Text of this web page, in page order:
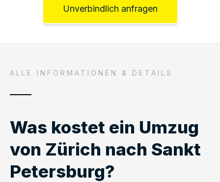
Unverbindlich anfragen
ALLE INFORMATIONEN & DETAILS
Was kostet ein Umzug
von Zürich nach Sankt
Petersburg?